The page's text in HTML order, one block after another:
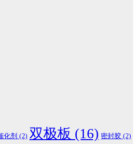
化剂 (2) 双极板 (16) 密封胶 (2)